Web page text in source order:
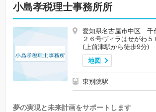
小島孝税理士事務所所
愛知県名古屋市中区 千
２６号ヴィラはせがわ５
(上前津駅から徒歩9分)
地図
東別院駅
夢の実現と未来計画をサポートします